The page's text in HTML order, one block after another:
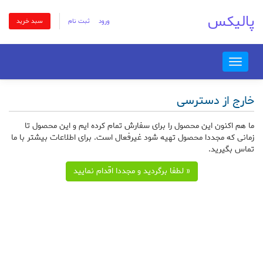
ورود ثبت نام سبد خرید پالیکس
Toggle
navigation
خارج از دسترسی
ما هم اکنون این محصول را برای سفارش تمام کرده ایم و این محصول تا
زمانی که مجددا محصول تهیه شود غیرفعال است. برای اطلاعات بیشتر با ما
تماس بگیرید.
« لطفا برگردید و مجددا اقدام نمایید